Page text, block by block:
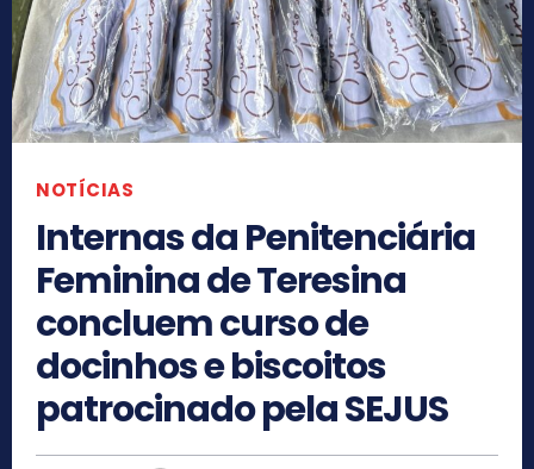
NOTÍCIAS
Internas da Penitenciária
Feminina de Teresina
concluem curso de
docinhos e biscoitos
patrocinado pela SEJUS